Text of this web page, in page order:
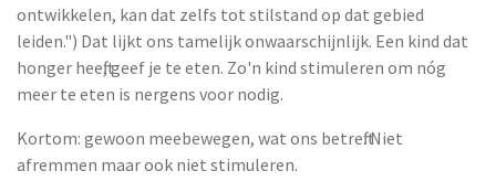
ontwikkelen, kan dat zelfs tot stilstand op dat gebied
leiden.") Dat lijkt ons tamelijk onwaarschijnlijk. Een kind dat
honger heeft, geef je te eten. Zo'n kind stimuleren om nóg
meer te eten is nergens voor nodig.
Kortom: gewoon meebewegen, wat ons betreft. Niet
afremmen maar ook niet stimuleren.